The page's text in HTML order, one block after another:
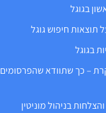
בגוגל
תוצאות חיפוש גוגל
בגוגל
– כך שתוודא
בניהול מוניטין